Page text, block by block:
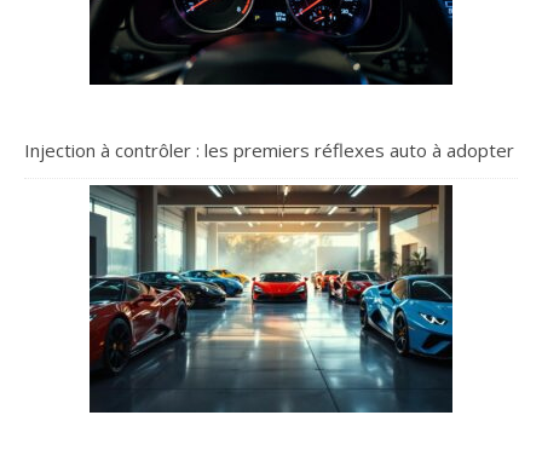
Injection à contrôler : les premiers réflexes auto à adopter